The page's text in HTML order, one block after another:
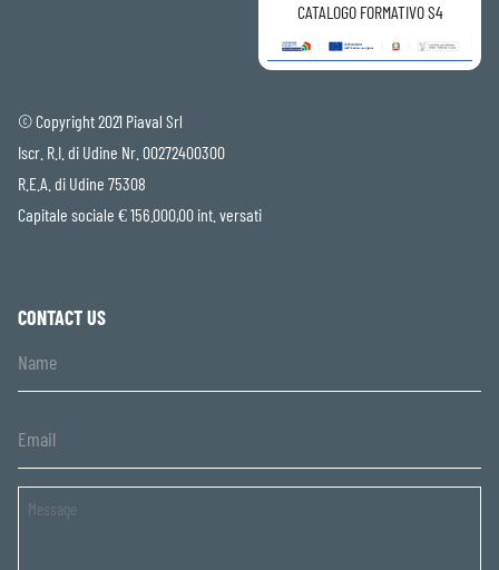
CATALOGO FORMATIVO S4
© Copyright 2021 Piaval Srl
Iscr. R.I. di Udine Nr. 00272400300
R.E.A. di Udine 75308
Capitale sociale € 156.000,00 int. versati
CONTACT US